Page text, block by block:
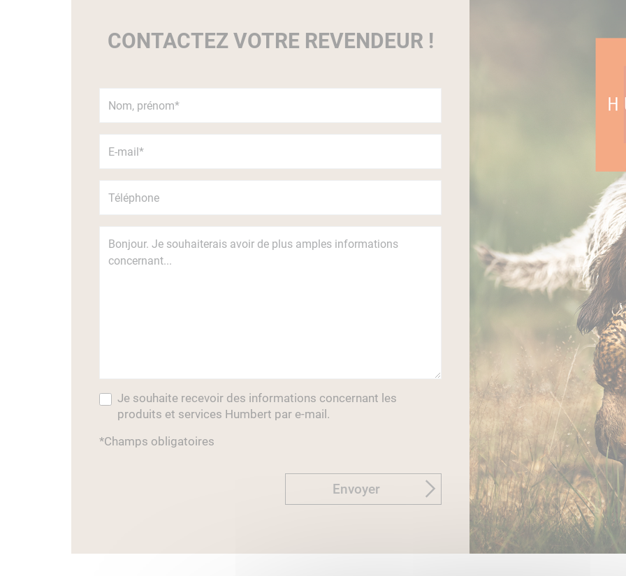
CONTACTEZ VOTRE REVENDEUR !
Je souhaite recevoir des informations concernant les
produits et services Humbert par e-mail.
*Champs obligatoires
Envoyer